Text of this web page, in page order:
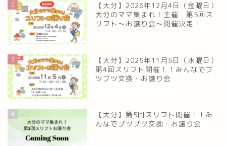
2
【大分】2026年12月4日（金曜日）
大分のママ集まれ！主催 第5回ス
リフト〜お譲り会〜開催決定！
3
【大分】2025年11月5日（水曜日）
第4回スリフト開催！！みんなでブ
ツブツ交換・お譲り会
4
【大分】第5回スリフト開催！！み
んなでブツブツ交換・お譲り会